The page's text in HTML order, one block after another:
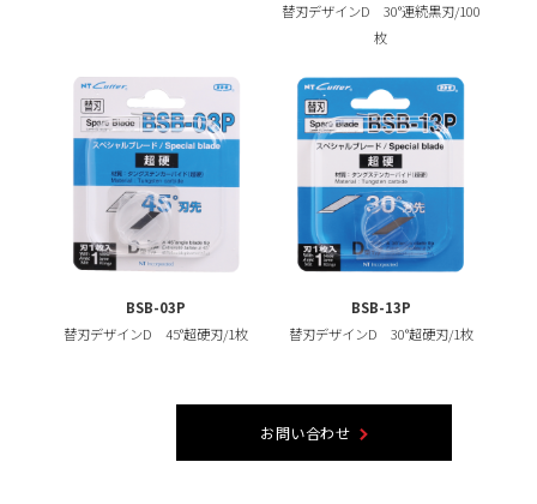
替刃デザインD 30°連続黒刃/100
枚
BSB-03P
替刃デザインD 45°超硬刃/1枚
BSB-13P
替刃デザインD 30°超硬刃/1枚
お問い合わせ